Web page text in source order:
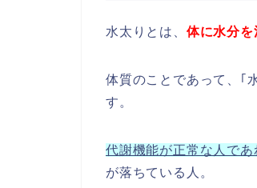
水太りとは、 体に水分
体質のことであって、｢
す。
代謝機能が正常な人で
が落ちている人。